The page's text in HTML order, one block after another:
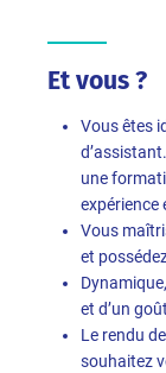
Et vous ?
Vous êtes
une
expérience
Vous
et
et d’un
Le rendu
souhaitez